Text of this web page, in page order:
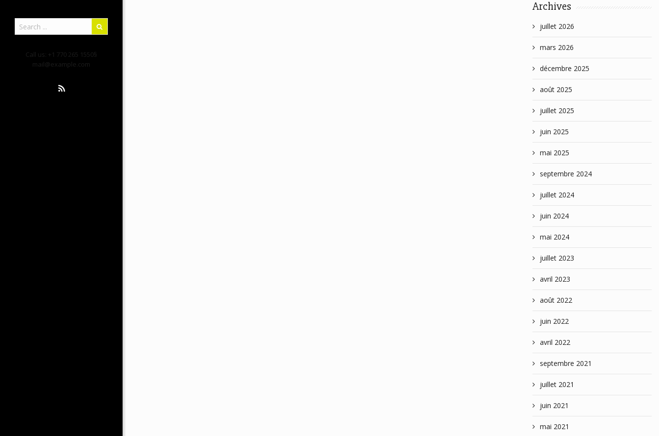
Call us: +1 770 265 1550§
mail@example.com
Archives
juillet 2026
mars 2026
décembre 2025
août 2025
juillet 2025
juin 2025
mai 2025
septembre 2024
juillet 2024
juin 2024
mai 2024
juillet 2023
avril 2023
août 2022
juin 2022
avril 2022
septembre 2021
juillet 2021
juin 2021
mai 2021